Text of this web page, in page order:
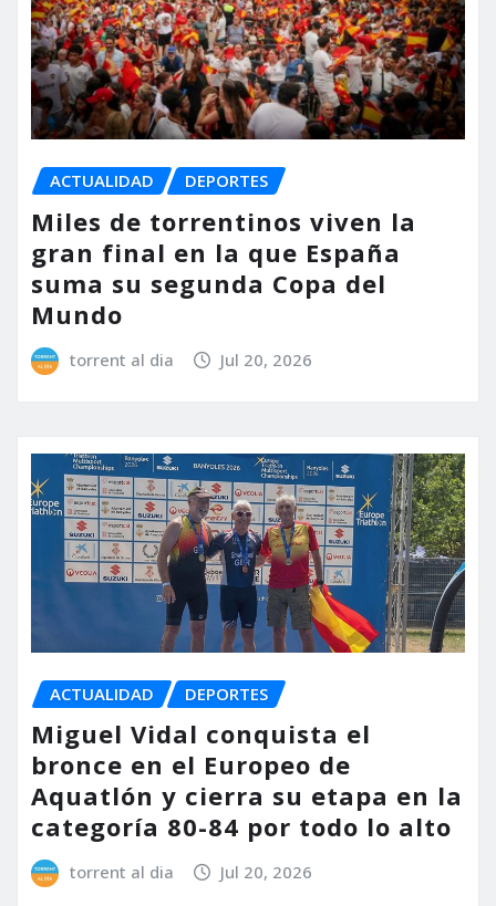
ACTUALIDAD DEPORTES
Miles de torrentinos viven la
gran final en la que España
suma su segunda Copa del
Mundo
torrent al dia Jul 20, 2026
ACTUALIDAD DEPORTES
Miguel Vidal conquista el
bronce en el Europeo de
Aquatlón y cierra su etapa en la
categoría 80-84 por todo lo alto
torrent al dia Jul 20, 2026